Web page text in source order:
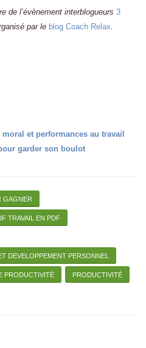
de l’évènement interblogueurs 3
par le blog Coach Relax.
et performances au travail
garder son boulot
GAGNER
TRAVAIL EN PDF
DEVELOPPEMENT PERSONNEL
PRODUCTIVITÉ PRODUCTIVITÉ